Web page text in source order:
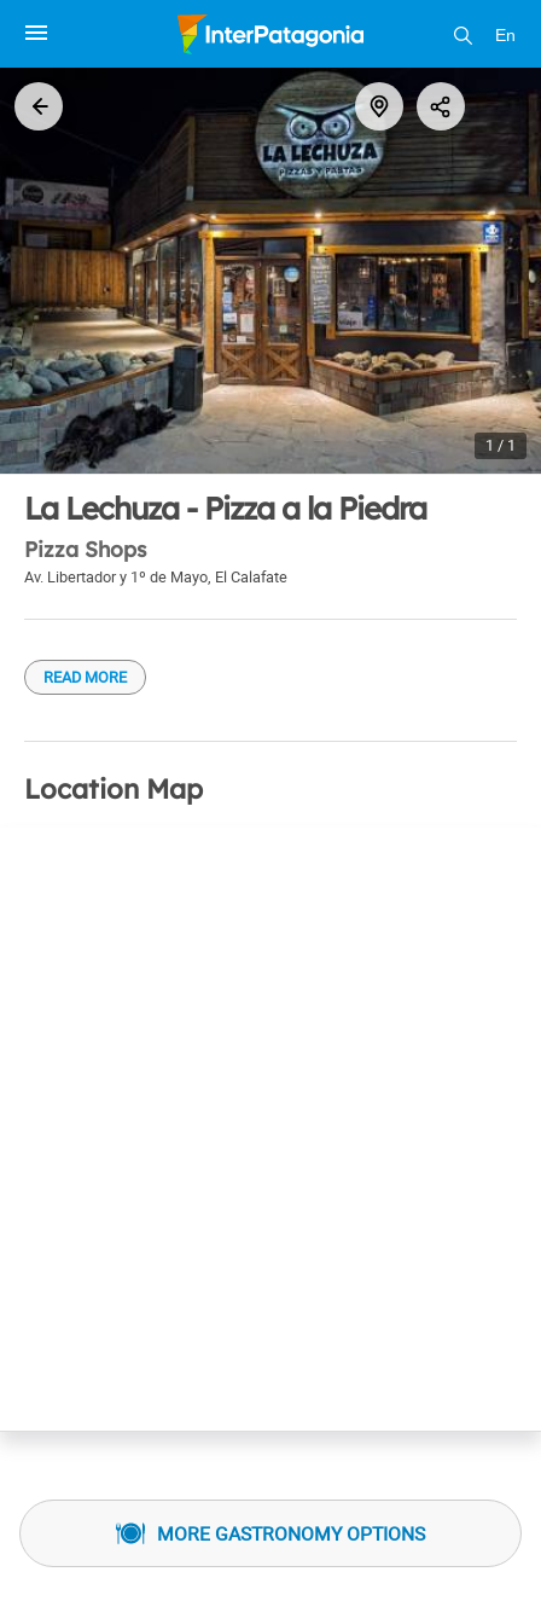
En
1 / 1
La Lechuza - Pizza a la Piedra
Pizza Shops
Av. Libertador y 1º de Mayo, El Calafate
READ MORE
Location Map
MORE GASTRONOMY OPTIONS